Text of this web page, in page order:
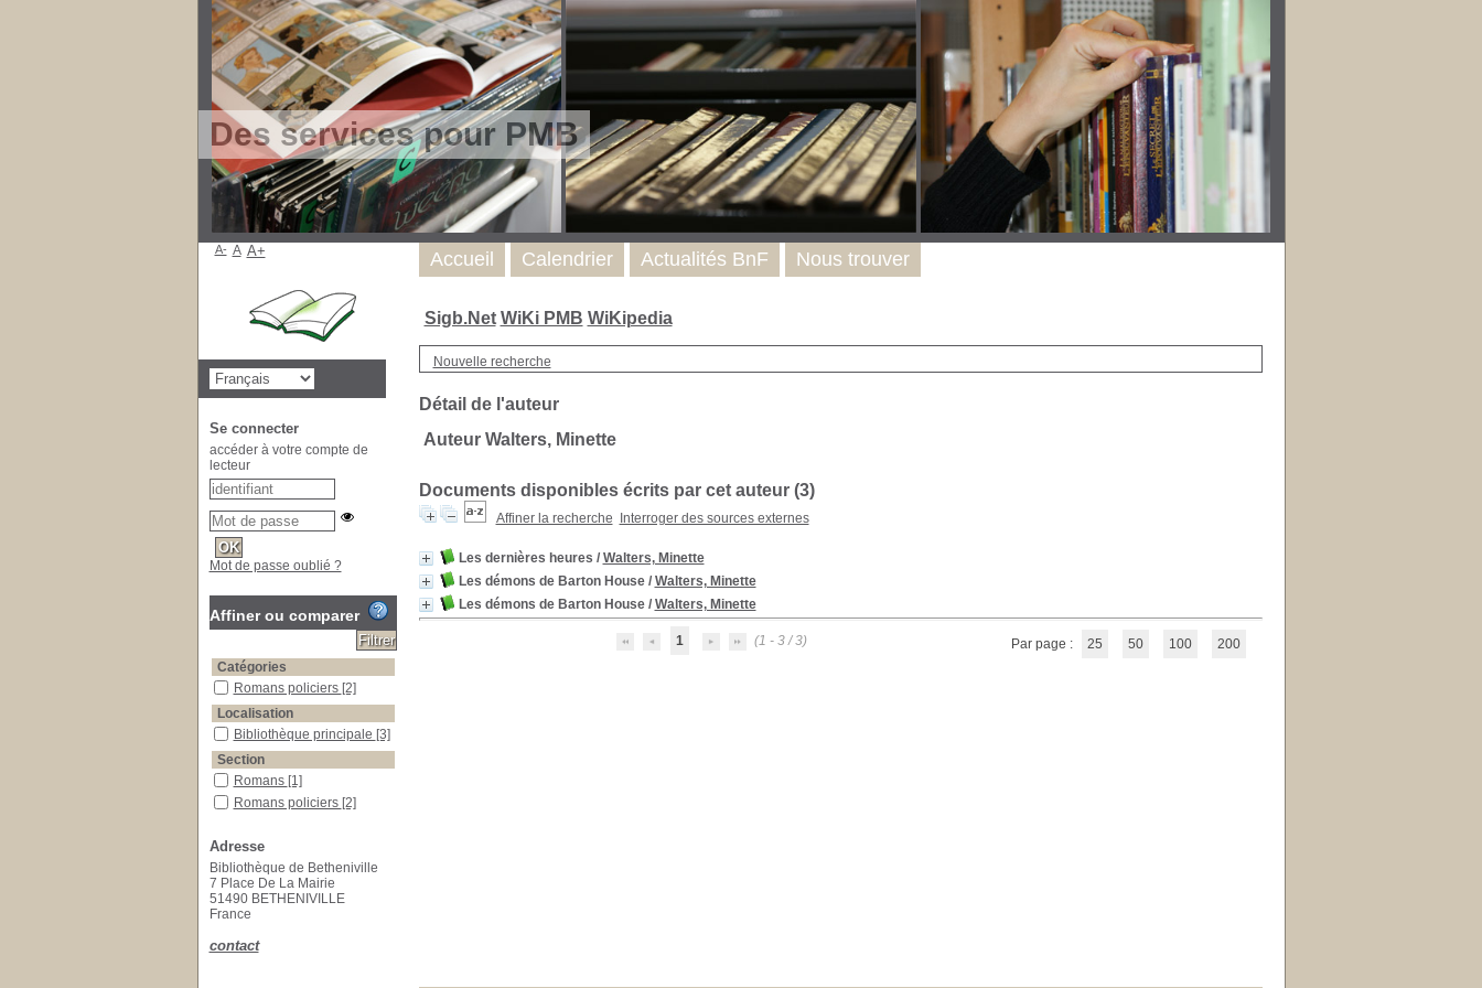
Des services pour PMB
Sigb.Net WiKi PMB WiKipedia
Nouvelle recherche
Détail de l'auteur
Auteur Walters, Minette
Documents disponibles écrits par cet auteur (3)
Affiner la recherche Interroger des sources externes
Les dernières heures / Walters, Minette
Les démons de Barton House/ Walters, Minette
Les démons de Barton House/ Walters, Minette
1 (1 - 3 / 3) Par page : 25 50 100 200
Accueil Calendrier Actualités BnF Nous trouver
A- A A+
Se connecter
accéder à votre compte de
lecteur
Mot de passe oublié ?
Affiner ou comparer
Catégories
Romans policiers [2]
Localisation
Bibliothèque principale [3]
Section
Romans [1]
Romans policiers [2]
Adresse
Bibliothèque de Betheniville
7 Place De La Mairie
51490 BETHENIVILLE
France
contact